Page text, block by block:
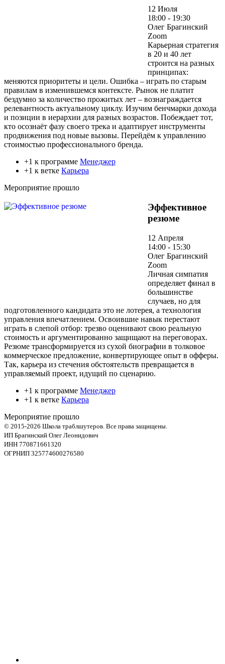
12 Июля
18:00 - 19:30
Олег Брагинский
Zoom
Карьерная стратегия
в 20 и 40 лет
строится на разных
принципах:
меняются приоритеты и цели. Ошибка – играть по старым
правилам в изменившемся контексте. Рынок не платит
бездумно за количество прожитых лет – вознаграждается
релевантность актуальному циклу. Изучим бенчмарки дохода
и позиции в иерархии для разных возрастов. Побеждает тот,
кто осознаёт фазу своего трека и адаптирует инструменты
продвижения под новые вызовы. Перейдём к управлению
стоимостью профессионального бренда.
+1 к программе Менеджер
+1 к ветке Карьера
Мероприятие прошло
Эффективное
резюме
12 Апреля
14:00 - 15:30
Олег Брагинский
Zoom
Личная симпатия
определяет финал в
большинстве
случаев, но для
подготовленного кандидата это не лотерея, а технология
управления впечатлением. Освоившие навык перестают
играть в слепой отбор: трезво оценивают свою реальную
стоимость и аргументированно защищают на переговорах.
Резюме трансформируется из сухой биографии в толковое
коммерческое предложение, конвертирующее опыт в офферы.
Так, карьера из стечения обстоятельств превращается в
управляемый проект, идущий по сценарию.
+1 к программе Менеджер
+1 к ветке Карьера
Мероприятие прошло
© 2015-2026 Школа траблшутеров. Все права защищены.
ИП Брагинский Олег Леонидович
ИНН 770871661320
ОГРНИП 325774600276580